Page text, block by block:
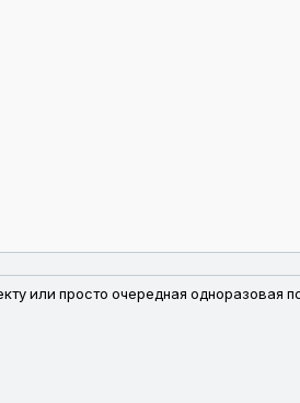
или просто очередная одноразовая